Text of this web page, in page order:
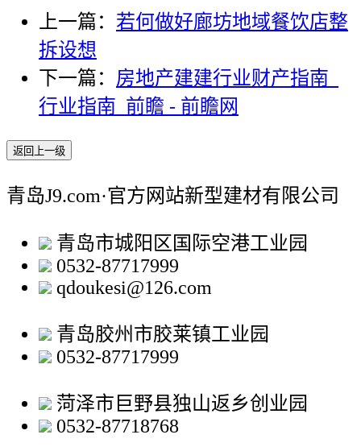
上一篇： 若何做好廊坊地域餐饮店整
拆设想
下一篇： 房地产建建行业财产指南_
行业指南_前瞻 - 前瞻网
返回上一级
青岛J9.com·官方网站新型建材有限公司
青岛市城阳区国际空港工业园
0532-87717999
qdoukesi@126.com
青岛胶州市胶莱镇工业园
0532-87717999
菏泽市巨野县独山返乡创业园
0532-87718768